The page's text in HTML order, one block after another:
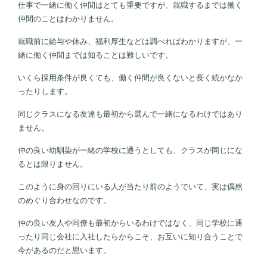
仕事で一緒に働く仲間はとても重要ですが、就職するまでは働く
仲間のことはわかりません。
就職前に給与や休み、福利厚生などは調べればわかりますが、一
緒に働く仲間までは知ることは難しいです。
いくら採用条件が良くても、働く仲間が良くないと長く続かなか
ったりします。
同じクラスになる友達も最初から選んで一緒になるわけではあり
ません。
仲の良い幼馴染が一緒の学校に通うとしても、クラスが同じにな
るとは限りません。
このように身の回りにいる人が当たり前のようでいて、実は偶然
のめぐり合わせなのです。
仲の良い友人や同僚も最初からいるわけではなく、同じ学校に通
ったり同じ会社に入社したらからこそ、お互いに知り合うことで
今があるのだと思います。